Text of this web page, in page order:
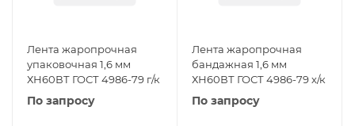
Лента жаропрочная
упаковочная 1,6 мм
ХН60ВТ ГОСТ 4986-79 г/к
По запросу
Лента жаропрочная
бандажная 1,6 мм
ХН60ВТ ГОСТ 4986-79 х/к
По запросу